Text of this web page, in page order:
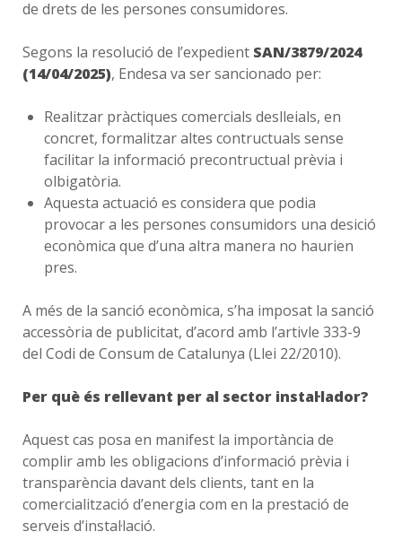
de drets de les persones consumidores.
Segons la resolució de l’expedient SAN/3879/2024
(14/04/2025), Endesa va ser sancionado per:
Realitzar pràctiques comercials deslleials, en
concret, formalitzar altes contructuals sense
facilitar la informació precontructual prèvia i
olbigatòria.
Aquesta actuació es considera que podia
provocar a les persones consumidors una desició
econòmica que d’una altra manera no haurien
pres.
A més de la sanció econòmica, s’ha imposat la sanció
accessòria de publicitat, d’acord amb l’artivle 333-9
del Codi de Consum de Catalunya (Llei 22/2010).
Per què és rellevant per al sector instal·lador?
Aquest cas posa en manifest la importància de
complir amb les obligacions d’informació prèvia i
transparència davant dels clients, tant en la
comercialització d’energia com en la prestació de
serveis d’instal·lació.